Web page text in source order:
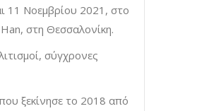
11 Νοεμβρίου 2021, στο
στη Θεσσαλονίκη.
σύγχρονες
ξεκίνησε το 2018 από